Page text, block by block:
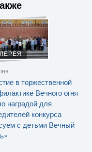
в торжественной
Вечного огня
наградой для
конкурса
с детьми Вечный